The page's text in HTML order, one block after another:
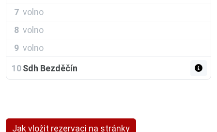
7 volno
8 volno
9 volno
10 Sdh Bezděčín
Jak vložit rezervaci na stránky